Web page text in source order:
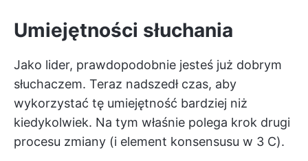
Umiejętności słuchania
Jako lider, prawdopodobnie jesteś już dobrym
słuchaczem. Teraz nadszedł czas, aby
wykorzystać tę umiejętność bardziej niż
kiedykolwiek. Na tym właśnie polega krok drugi
procesu zmiany (i element konsensusu w 3 C).